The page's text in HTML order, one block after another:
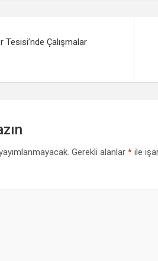
Tesisi’nde Çalışmalar
Gerekli alanlar * ile